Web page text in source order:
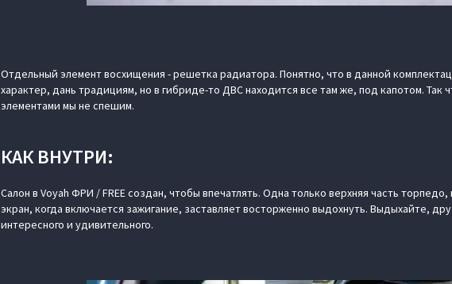
Отдельный элемент восхищения - решетка радиатора. Понятно, что в данной
характер, дань традициям, но в гибриде-то ДВС находится все там же, под капотом. Так
элементами мы не спешим.
КАК ВНУТРИ:
Салон в Voyah ФРИ / FREE создан, чтобы впечатлять. Одна только верхняя часть
экран, когда включается зажигание, заставляет восторженно выдохнуть. Выдыхайте,
интересного и удивительного.